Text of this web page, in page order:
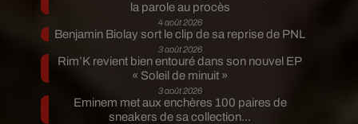
la parole au procès
4 août 2026
Benjamin Biolay sort le clip de sa reprise de PNL
3 août 2026
Rim’K revient bien entouré dans son nouvel EP
« Soleil de minuit »
3 août 2026
Eminem met aux enchères 100 paires de
sneakers de sa collection...